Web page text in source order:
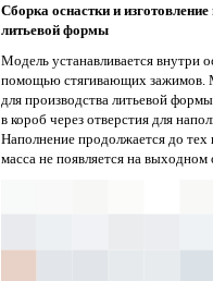
Сборка оснастки и
литьевой формы
Модель устанавливается внутри
помощью стягивающих зажимов.
для производства литьевой формы
в короб через отверстия для
Наполнение продолжается до тех
масса не появляется на выходном